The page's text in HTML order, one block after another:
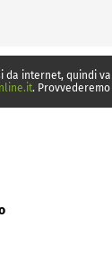
da internet, quindi
.